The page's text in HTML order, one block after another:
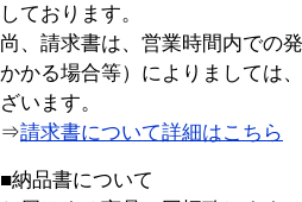
しております。
尚、請求書は、営業時間内での
かかる場合等）によりましては
ざいます。
⇒請求書について詳細はこちら
■納品書について